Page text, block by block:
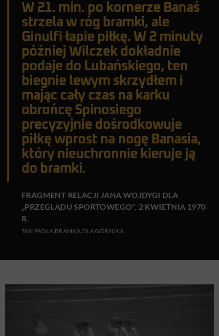
W 21. min. po kornerze Banaś
strzela w róg bramki, ale
Ginulfi łapie piłkę. W 2 minuty
później Wilczek dokładnie
podaje do Lubańskiego, ten
biegnie lewym skrzydłem i
mając cały czas na karku
obrońcę Spinosiego
precyzyjnie dośrodkowuje
piłkę wprost na nogę Banasia,
który nieuchronnie kieruje ją
do bramki.
FRAGMENT RELACJI JANA WOJDYGI DLA
„PRZEGLĄDU SPORTOWEGO", 2 KWIETNIA 1970
R.
TAK PADŁA BRAMKA DLA GÓRNIKA